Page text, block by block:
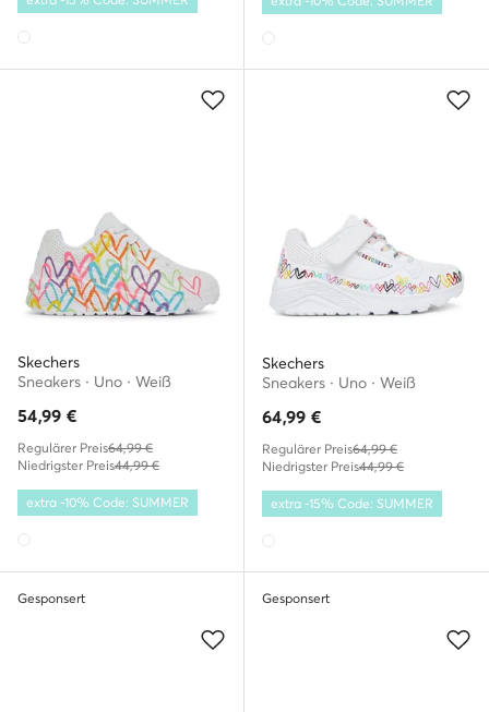
Skechers
Sneakers · Uno · Weiß
54,99 €
Regulärer Preis64,99 €
Niedrigster Preis44,99 €
extra -10% Code: SUMMER
Skechers
Sneakers · Uno · Weiß
64,99 €
Regulärer Preis64,99 €
Niedrigster Preis44,99 €
extra -15% Code: SUMMER
Gesponsert Gesponsert